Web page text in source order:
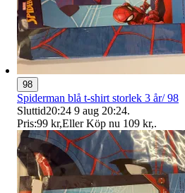
98
Spiderman blå t-shirt storlek 3 år/ 98
Sluttid20:24 9 aug 20:24.
Pris:99 kr,Eller Köp nu 109 kr,.